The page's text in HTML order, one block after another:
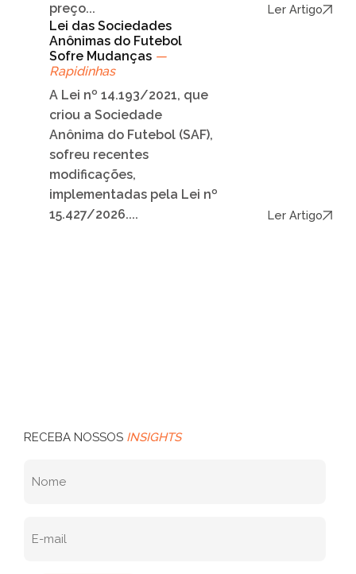
preço...
Ler Artigo
Lei das Sociedades
Anônimas do Futebol
Sofre Mudanças —
Rapidinhas
A Lei nº 14.193/2021, que
criou a Sociedade
Anônima do Futebol (SAF),
sofreu recentes
modificações,
implementadas pela Lei nº
15.427/2026....
Ler Artigo
RECEBA NOSSOS INSIGHTS